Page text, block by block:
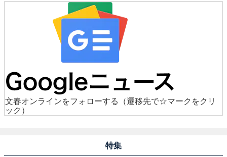
文春オンラインをフォローする
（遷移先で☆マークをクリ
ック）
特集